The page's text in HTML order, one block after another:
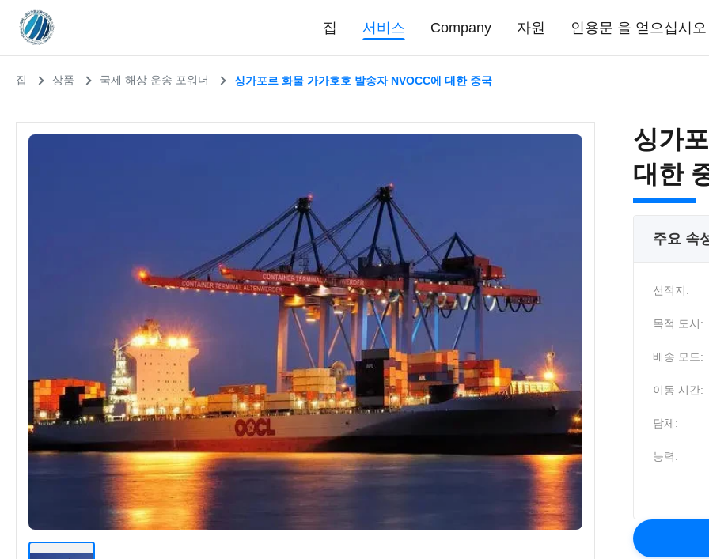
집 서비스 Company 자원 인용문 을 얻으십시오
집 상품 국제 해상 운송 포워더 싱가포르 화물 가가호호 발송자 NVOCC에 대한 중국
싱가
대한
주요 속
선적지:
목적 도시:
배송 모드:
이동 시간:
담체:
능력: